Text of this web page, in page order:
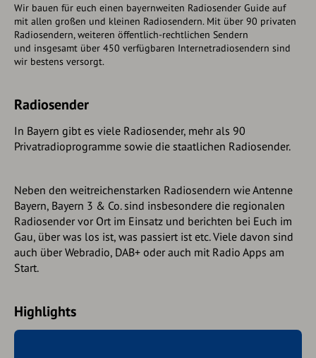
Wir bauen für euch einen bayernweiten Radiosender Guide auf
mit allen großen und kleinen Radiosendern. Mit über 90 privaten
Radiosendern, weiteren öffentlich-rechtlichen Sendern
und insgesamt über 450 verfügbaren Internetradiosendern sind
wir bestens versorgt.
Radiosender
In Bayern gibt es viele Radiosender, mehr als 90
Privatradioprogramme sowie die staatlichen Radiosender.
Neben den weitreichenstarken Radiosendern wie Antenne
Bayern, Bayern 3 & Co. sind insbesondere die regionalen
Radiosender vor Ort im Einsatz und berichten bei Euch im
Gau, über was los ist, was passiert ist etc. Viele davon sind
auch über Webradio, DAB+ oder auch mit Radio Apps am
Start.
Highlights